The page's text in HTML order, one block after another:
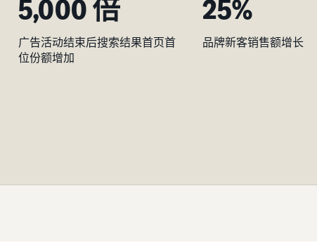
5,000 倍
广告活动结束后搜索结果首页首
位份额增加
25%
品牌新客销售额增长